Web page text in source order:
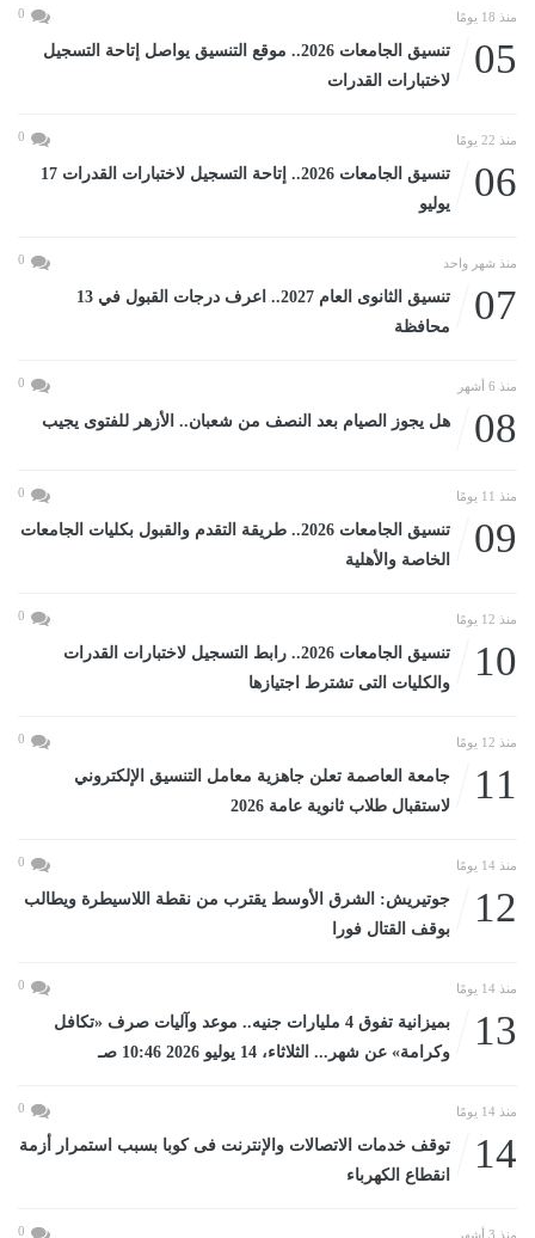
منذ 18 يومًا 0
05
تنسيق الجامعات 2026.. موقع التنسيق يواصل إتاحة التسجيل
لاختبارات القدرات
منذ 22 يومًا 0
06
تنسيق الجامعات 2026.. إتاحة التسجيل لاختبارات القدرات 17
يوليو
منذ شهر واحد 0
07
تنسيق الثانوى العام 2027.. اعرف درجات القبول في 13
محافظة
منذ 6 أشهر 0
08 هل يجوز الصيام بعد النصف من شعبان.. الأزهر للفتوى يجيب
منذ 11 يومًا 0
09
تنسيق الجامعات 2026.. طريقة التقدم والقبول بكليات الجامعات
الخاصة والأهلية
منذ 12 يومًا 0
10
تنسيق الجامعات 2026.. رابط التسجيل لاختبارات القدرات
والكليات التى تشترط اجتيازها
منذ 12 يومًا 0
11
جامعة العاصمة تعلن جاهزية معامل التنسيق الإلكتروني
لاستقبال طلاب ثانوية عامة 2026
منذ 14 يومًا 0
12
جوتيريش: الشرق الأوسط يقترب من نقطة اللاسيطرة ويطالب
بوقف القتال فورا
منذ 14 يومًا 0
13
بميزانية تفوق 4 مليارات جنيه.. موعد وآليات صرف «تكافل
وكرامة» عن شهر... الثلاثاء، 14 يوليو 2026 10:46 صـ
منذ 14 يومًا 0
14
توقف خدمات الاتصالات والإنترنت فى كوبا بسبب استمرار أزمة
انقطاع الكهرباء
منذ 3 أشهر 0